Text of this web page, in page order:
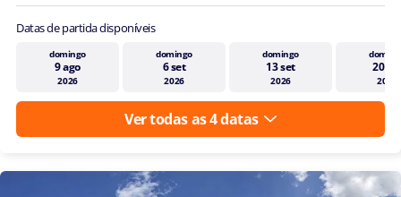
Datas de partida disponíveis
domingo
9 ago
2026
domingo
6 set
2026
domingo
13 set
2026
20 set
2026
Ver todas as 4 datas